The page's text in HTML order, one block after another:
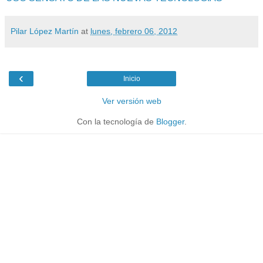
Pilar López Martín at lunes, febrero 06, 2012
‹ Inicio
Ver versión web
Con la tecnología de Blogger.